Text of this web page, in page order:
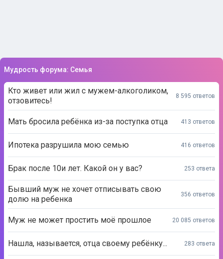
Мудрость форума: Семья
Кто живет или жил с мужем-алкоголиком,
отзовитесь!
8 595 ответов
Мать бросила ребёнка из-за поступка отца 413 ответов
Ипотека разрушила мою семью 416 ответов
Брак после 10и лет. Какой он у вас? 253 ответа
Бывший муж не хочет отписывать свою
долю на ребенка
356 ответов
Муж не может простить моё прошлое 20 085 ответов
Нашла, называется, отца своему ребёнку... 283 ответа